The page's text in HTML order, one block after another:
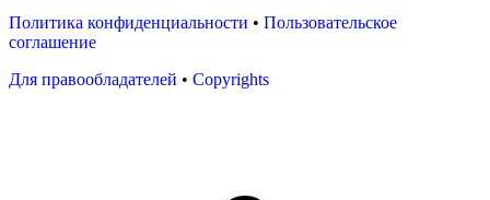
Политика конфиденциальности • Пользовательское
соглашение
Для правообладателей • Copyrights